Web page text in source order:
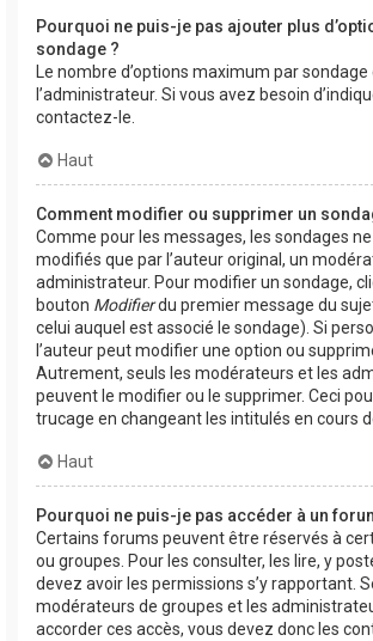
Pourquoi ne puis-je pas ajouter plus
sondage ?
Le nombre d’options maximum par
l’administrateur. Si vous avez besoin
contactez-le.
Haut
Comment modifier ou supprimer un
Comme pour les messages, les sondages
modifiés que par l’auteur original, un
administrateur. Pour modifier un sondage,
bouton Modifierdu premier message du
celui auquel est associé le sondage). Si
l’auteur peut modifier une option ou
Autrement, seuls les modérateurs et les
peuvent le modifier ou le supprimer. Ceci
trucage en changeant les intitulés en cours
Haut
Pourquoi ne puis-je pas accéder à un
Certains forums peuvent être réservés à
ou groupes. Pour les consulter, les lire, y
devez avoir les permissions s’y rapportant.
modérateurs de groupes et les
accorder ces accès, vous devez donc les